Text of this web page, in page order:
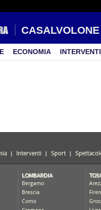
CASALVOLONE
ECONOMIA INTERVENTI